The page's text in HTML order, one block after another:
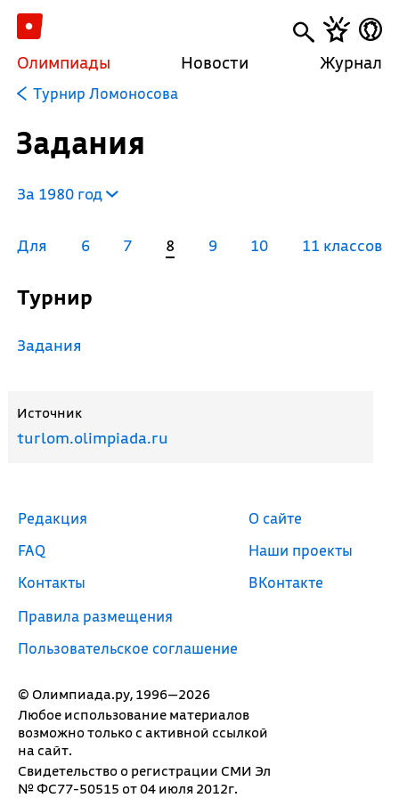
Олимпиады Новости Журнал
Турнир Ломоносова
Задания
За 1980 год
Для 6 7 8 9 10 11 классов
Турнир
Задания
Источник
turlom.olimpiada.ru
© Олимпиада.ру, 1996—2026
Любое использование материалов
возможно только с активной ссылкой
на сайт.
Свидетельство о регистрации СМИ Эл
№ ФС77-50515 от 04 июля 2012г.
Редакция
FAQ
Контакты
Правила размещения
Пользовательское соглашение
О сайте
Наши проекты
ВКонтакте